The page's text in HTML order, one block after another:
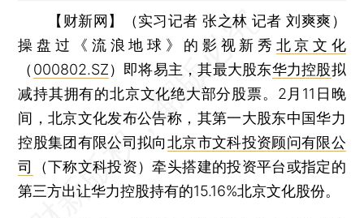
【财新网】（实习记者 张之林 记者 刘爽爽）
操盘过《流浪地球》的影视新秀 北京文化
（ 000802.SZ）即将易主，其最大股东华力控股拟
减持其拥有的北京文化绝大部分股票。2月11日晚
间，北京文化发布公告称，其第一大股东中国华力
控股集团有限公司拟向北京市文科投资顾问有限公
司
（下称文科投资）牵头搭建的投资平台或指定的
第三方出让华力控股持有的15.16%北京文化股份。